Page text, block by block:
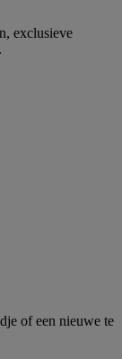
exclusieve
of een nieuwe te